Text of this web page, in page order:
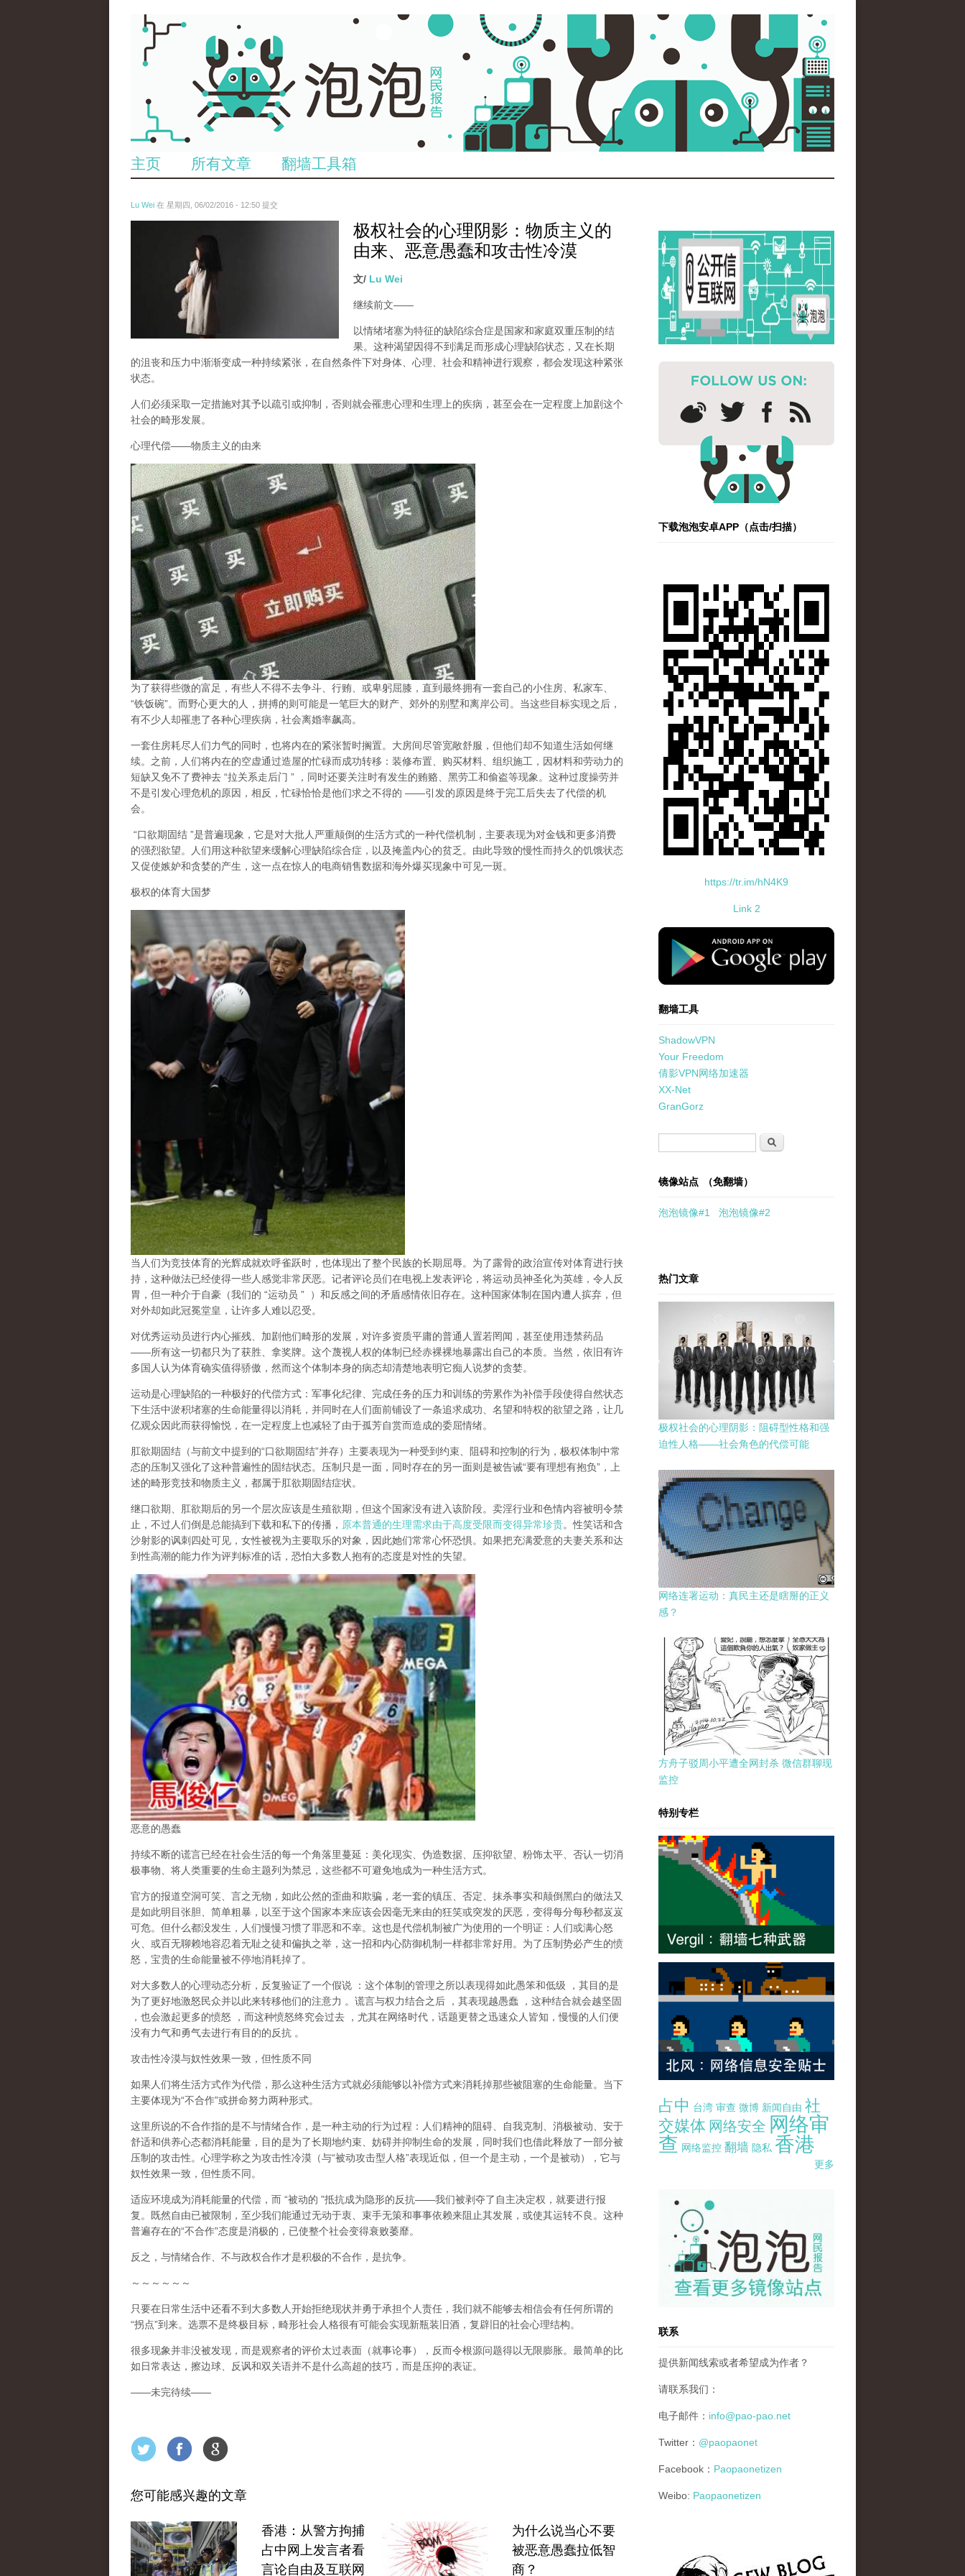
主页 所有文章 翻墙工具箱
Lu Wei 在 星期四, 06/02/2016 - 12:50 提交
极权社会的心理阴影：物质主义的
由来、恶意愚蠢和攻击性冷漠
文/ Lu Wei
继续前文——
以情绪堵塞为特征的缺陷综合症是国家和家庭双重压制的结
果。这种渴望因得不到满足而形成心理缺陷状态，又在长期
的沮丧和压力中渐渐变成一种持续紧张，在自然条件下对身体、心理、社会和精神进行观察，都会发现这种紧张
状态。
人们必须采取一定措施对其予以疏引或抑制，否则就会罹患心理和生理上的疾病，甚至会在一定程度上加剧这个
社会的畸形发展。
心理代偿——物质主义的由来
为了获得些微的富足，有些人不得不去争斗、行贿、或卑躬屈膝，直到最终拥有一套自己的小住房、私家车、
“铁饭碗”。而野心更大的人，拼搏的则可能是一笔巨大的财产、郊外的别墅和离岸公司。当这些目标实现之后，
有不少人却罹患了各种心理疾病，社会离婚率飙高。
一套住房耗尽人们力气的同时，也将内在的紧张暂时搁置。大房间尽管宽敞舒服，但他们却不知道生活如何继
续。之前，人们将内在的空虚通过造屋的忙碌而成功转移：装修布置、购买材料、组织施工，因材料和劳动力的
短缺又免不了费神去 “拉关系走后门 ”
，同时还要关注时有发生的贿赂、黑劳工和偷盗等现象。这种过度操劳并
不是引发心理危机的原因，相反，忙碌恰恰是他们求之不得的 ——引发的原因是终于完工后失去了代偿的机
会。
“口欲期固结 ”是普遍现象，它是对大批人严重颠倒的生活方式的一种代偿机制，主要表现为对金钱和更多消费
的强烈欲望。人们用这种欲望来缓解心理缺陷综合症，以及掩盖内心的贫乏。由此导致的慢性而持久的饥饿状态
又促使嫉妒和贪婪的产生，这一点在惊人的电商销售数据和海外爆买现象中可见一斑。
极权的体育大国梦
当人们为竞技体育的光辉成就欢呼雀跃时，也体现出了整个民族的长期屈辱。为了露骨的政治宣传对体育进行挟
持，这种做法已经使得一些人感觉非常厌恶。记者评论员们在电视上发表评论，将运动员神圣化为英雄，令人反
胃，但一种介于自豪（我们的 “运动员 ”
）和反感之间的矛盾感情依旧存在。这种国家体制在国内遭人摈弃，但
对外却如此冠冕堂皇，让许多人难以忍受。
对优秀运动员进行内心摧残、加剧他们畸形的发展，对许多资质平庸的普通人置若罔闻，甚至使用违禁药品
——所有这一切都只为了获胜、拿奖牌。这个蔑视人权的体制已经赤裸裸地暴露出自己的本质。当然，依旧有许
多国人认为体育确实值得骄傲，然而这个体制本身的病态却清楚地表明它痴人说梦的贪婪。
运动是心理缺陷的一种极好的代偿方式 ：军事化纪律、完成任务的压力和训练的劳累作为补偿手段使得自然状态
下生活中淤积堵塞的生命能量得以消耗，并同时在人们面前铺设了一条追求成功、名望和特权的欲望之路，让几
亿观众因此而获得愉悦，在一定程度上也减轻了由于孤芳自赏而造成的委屈情绪。
肛欲期固结 （与前文中提到的“口欲期固结”并存）主要表现为一种受到约束、阻碍和控制的行为，极权体制中常
态的压制又强化了这种普遍性的固结状态。压制只是一面，同时存在的另一面则是被告诫“要有理想有抱负” ，上
述的畸形竞技和物质主义，都属于肛欲期固结症状。
继口欲期、肛欲期后的另一个层次应该是生殖欲期 ，但这个国家没有进入该阶段。卖淫行业和色情内容被明令禁
止，不过人们倒是总能搞到下载和私下的传播， 原本普通的生理需求由于高度受限而变得异常珍贵。性笑话和含
沙射影的讽刺四处可见，女性被视为主要取乐的对象，因此她们常常心怀恐惧。如果把充满爱意的夫妻关系和达
到性高潮的能力作为评判标准的话，恐怕大多数人抱有的态度是对性的失望。
恶意的愚蠢
持续不断的谎言已经在社会生活的每一个角落里蔓延：美化现实、伪造数据、压抑欲望、粉饰太平、否认一切消
极事物、将人类重要的生命主题列为禁忌，这些都不可避免地成为一种生活方式。
官方的报道空洞可笑、言之无物，如此公然的歪曲和欺骗，老一套的镇压、否定、抹杀事实和颠倒黑白的做法又
是如此明目张胆、简单粗暴，以至于这个国家本来应该会因毫无来由的狂笑或突发的厌恶，变得每分每秒都岌岌
可危。但什么都没发生，人们慢慢习惯了罪恶和不幸。这也是代偿机制被广为使用的一个明证：人们或满心怒
火、或百无聊赖地容忍着无耻之徒和偏执之举，这一招和内心防御机制一样都非常好用。为了压制势必产生的愤
怒，宝贵的生命能量被不停地消耗掉了。
对大多数人的心理动态分析，反复验证了一个假说 ：这个体制的管理之所以表现得如此愚笨和低级
，其目的是
为了更好地激怒民众并以此来转移他们的注意力 。谎言与权力结合之后 ，其表现越愚蠢
，这种结合就会越坚固
，也会激起更多的愤怒
，而这种愤怒终究会过去
，尤其在网络时代，话题更替之迅速众人皆知，慢慢的人们便
没有力气和勇气去进行有目的的反抗 。
攻击性冷漠与奴性效果一致，但性质不同
如果人们将生活方式作为代偿，那么这种生活方式就必须能够以补偿方式来消耗掉那些被阻塞的生命能量。当下
主要体现为“不合作”或拼命努力两种形式。
这里所说的不合作指的是不与情绪合作 ，是一种主动的行为过程：人们精神的阻碍、自我克制、消极被动、安于
舒适和供养心态都消耗能量，目的是为了长期地约束、妨碍并抑制生命的发展，同时我们也借此释放了一部分被
压制的攻击性。心理学称之为攻击性冷漠 （与“被动攻击型人格”表现近似，但一个是主动，一个是被动），它与
奴性效果一致，但性质不同。
适应环境成为消耗能量的代偿，而 “被动的 ”抵抗成为隐形的反抗——我们被剥夺了自主决定权，就要进行报
复。既然自由已被限制，至少我们能通过无动于衷、束手无策和事事依赖来阻止其发展，或使其运转不良。这种
普遍存在的“不合作”态度是消极的，已使整个社会变得衰败萎靡。
反之，与情绪合作、不与政权合作才是积极的不合作，是抗争。
～～～～～～
只要在日常生活中还看不到大多数人开始拒绝现状并勇于承担个人责任，我们就不能够去相信会有任何所谓的
“拐点”到来。选票不是终极目标，畸形社会人格很有可能会实现新瓶装旧酒，复辟旧的社会心理结构。
很多现象并非没被发现，而是观察者的评价太过表面（就事论事），反而令根源问题得以无限膨胀。最简单的比
如日常表达，擦边球、反讽和双关语并不是什么高超的技巧，而是压抑的表证。
——未完待续——
您可能感兴趣的文章
香港：从警方拘捕
占中网上发言者看
言论自由及互联网
为什么说当心不要
被恶意愚蠢拉低智
商？
下载泡泡安卓APP（点击/扫描）
https://tr.im/hN4K9
Link 2
standard-icon-googleplay-app-store.png
翻墙工具
ShadowVPN
Your Freedom
倩影VPN网络加速器
XX-Net
GranGorz
搜索
镜像站点 （免翻墙）
泡泡镜像#1 泡泡镜像#2
热门文章
极权社会的心理阴影：阻碍型性格和强
迫性人格——社会角色的代偿可能
网络连署运动：真民主还是瞎掰的正义
感？
方舟子驳周小平遭全网封杀 微信群聊现
监控
特别专栏
占中 台湾 审查 微博 新闻自由 社
交媒体 网络安全 网络审
查 网络监控 翻墙 隐私 香港
更多
pao-pao-banner-mirror-site-120814.jpg
联系
提供新闻线索或者希望成为作者？
请联系我们：
电子邮件： info@pao-pao.net
Twitter： @paopaonet
Facebook： Paopaonetizen
Weibo: Paopaonetizen
gfw_blog_small.jpg